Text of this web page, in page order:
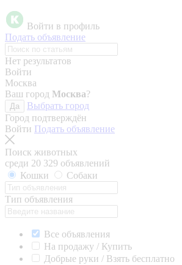
Войти в профиль
Подать объявление
Нет результатов
Войти
Москва
Ваш город Москва?
Да
Выбрать город
Город подтверждён
Войти Подать объявление
Поиск животных
среди 20 329 объявлений
Кошки
Собаки
Тип объявления
Все объявления
На продажу / Купить
Добрые руки / Взять бесплатно